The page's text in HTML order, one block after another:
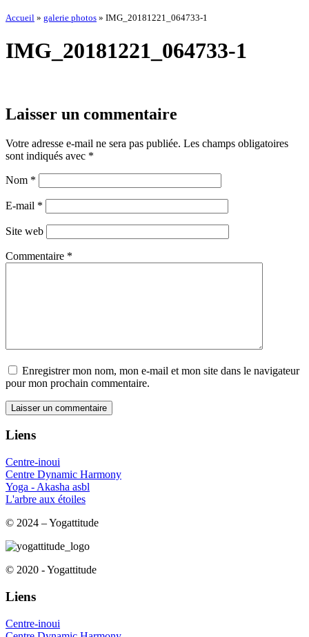
Accueil » galerie photos » IMG_20181221_064733-1
IMG_20181221_064733-1
Laisser un commentaire
Votre adresse e-mail ne sera pas publiée. Les champs obligatoires
sont indiqués avec *
Nom *
E-mail *
Site web
Commentaire *
Enregistrer mon nom, mon e-mail et mon site dans le navigateur
pour mon prochain commentaire.
Liens
Centre-inoui
Centre Dynamic Harmony
Yoga - Akasha asbl
L'arbre aux étoiles
© 2024 – Yogattitude
© 2020 - Yogattitude
Liens
Centre-inoui